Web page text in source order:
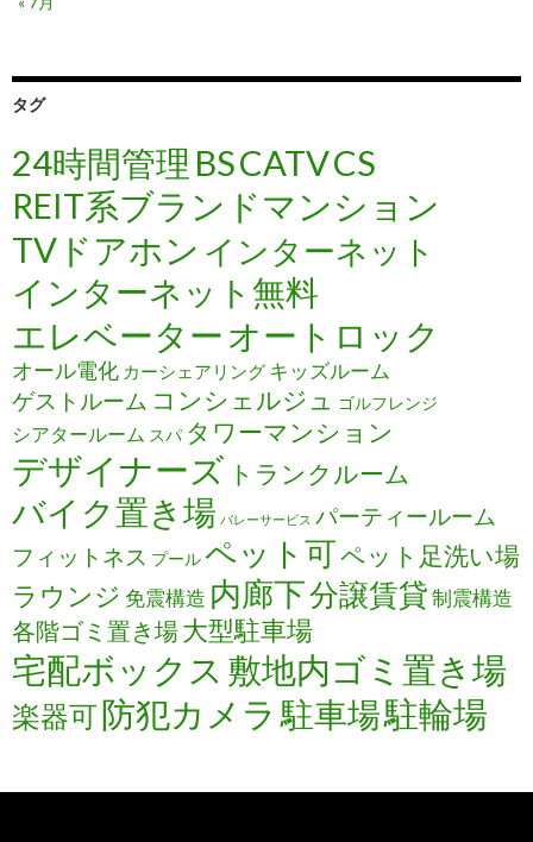
タグ
24時間管理 BSCATVCS
REIT系ブランドマンション
TVドアホン インターネット
インターネット無料
エレベーター オートロック
オール電化 カーシェアリング キッズルーム
ゲストルーム コンシェルジュ ゴルフレンジ
シアタールーム スパ タワーマンション
デザイナーズ トランクルーム
バイク置き場 バレーサービス パーティールーム
フィットネス プールペット可ペット足洗い場
ラウンジ 免震構造 内廊下分譲賃貸制震構造
各階ゴミ置き場大型駐車場
宅配ボックス 敷地内ゴミ置き場
楽器可防犯カメラ 駐車場駐輪場